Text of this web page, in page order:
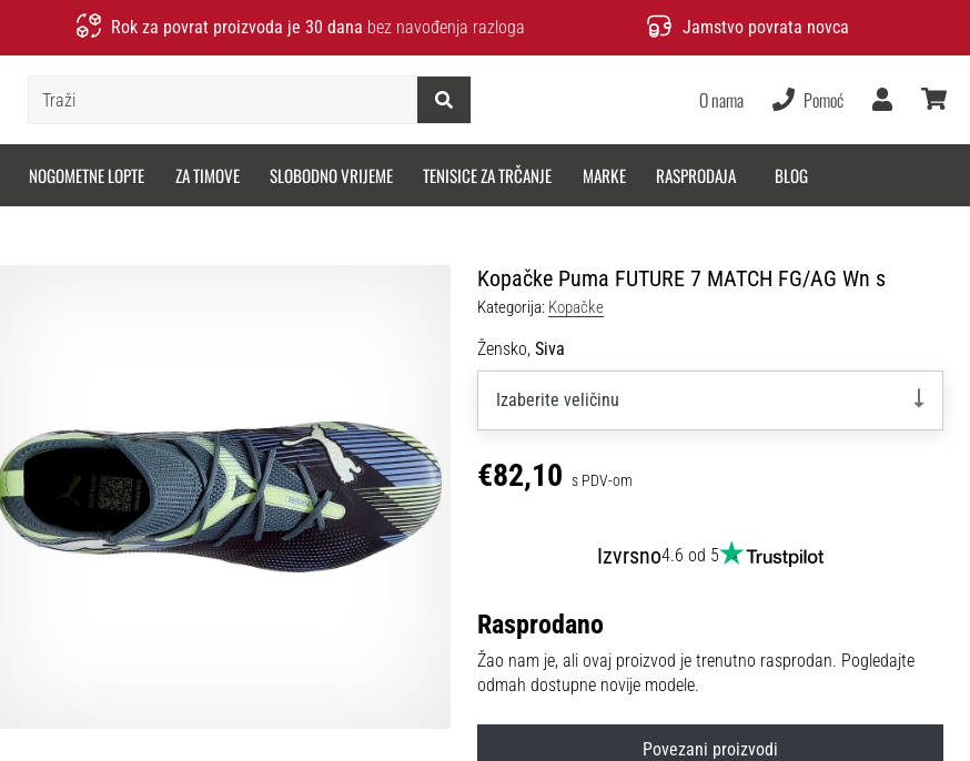
Rok za povrat proizvoda je 30 dana bez navođenja razloga Jamstvo povrata novca
O nama Pomoć
Korisnik
NOGOMETNE LOPTE ZA TIMOVE SLOBODNO VRIJEME TENISICE ZA TRČANJE MARKE RASPRODAJA BLOG
Kopačke Puma FUTURE 7 MATCH FG/AG Wn s
Kategorija: Kopačke
Žensko, Siva
Izaberite veličinu
€82,10 s PDV-om
Izvrsno4.6 od 5
Rasprodano
Žao nam je, ali ovaj proizvod je trenutno rasprodan. Pogledajte
odmah dostupne novije modele.
Povezani proizvodi